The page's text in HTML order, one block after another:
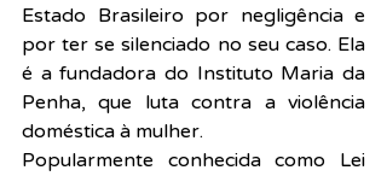
Estado Brasileiro por negligência e
por ter se silenciado no seu caso. Ela
é a fundadora do Instituto Maria da
Penha, que luta contra a violência
doméstica à mulher.
Popularmente conhecida como Lei